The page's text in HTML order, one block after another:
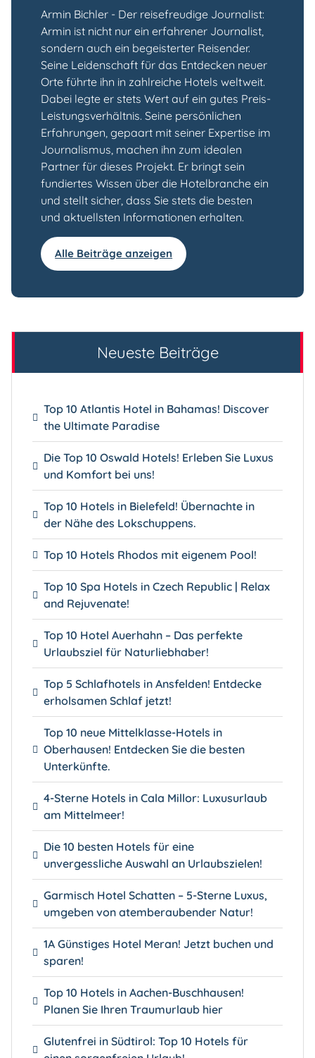
Armin Bichler - Der reisefreudige Journalist:
Armin ist nicht nur ein erfahrener Journalist,
sondern auch ein begeisterter Reisender.
Seine Leidenschaft für das Entdecken neuer
Orte führte ihn in zahlreiche Hotels weltweit.
Dabei legte er stets Wert auf ein gutes Preis-
Leistungsverhältnis. Seine persönlichen
Erfahrungen, gepaart mit seiner Expertise im
Journalismus, machen ihn zum idealen
Partner für dieses Projekt. Er bringt sein
fundiertes Wissen über die Hotelbranche ein
und stellt sicher, dass Sie stets die besten
und aktuellsten Informationen erhalten.
Alle Beiträge anzeigen
Neueste Beiträge
Top 10 Atlantis Hotel in Bahamas! Discover
the Ultimate Paradise
Die Top 10 Oswald Hotels! Erleben Sie Luxus
und Komfort bei uns!
Top 10 Hotels in Bielefeld! Übernachte in
der Nähe des Lokschuppens.
Top 10 Hotels Rhodos mit eigenem Pool!
Top 10 Spa Hotels in Czech Republic | Relax
and Rejuvenate!
Top 10 Hotel Auerhahn – Das perfekte
Urlaubsziel für Naturliebhaber!
Top 5 Schlafhotels in Ansfelden! Entdecke
erholsamen Schlaf jetzt!
Top 10 neue Mittelklasse-Hotels in
Oberhausen! Entdecken Sie die besten
Unterkünfte.
4-Sterne Hotels in Cala Millor: Luxusurlaub
am Mittelmeer!
Die 10 besten Hotels für eine
unvergessliche Auswahl an Urlaubszielen!
Garmisch Hotel Schatten – 5-Sterne Luxus,
umgeben von atemberaubender Natur!
1A Günstiges Hotel Meran! Jetzt buchen und
sparen!
Top 10 Hotels in Aachen-Buschhausen!
Planen Sie Ihren Traumurlaub hier
Glutenfrei in Südtirol: Top 10 Hotels für